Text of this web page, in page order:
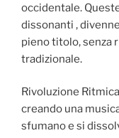
occidentale.
dissonanti ,
pieno titolo, senza
tradizionale.
Rivoluzione
creando una
sfumano e si